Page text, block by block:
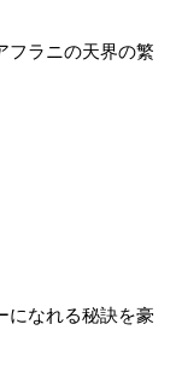
フラニの天界の繁
になれる秘訣を豪